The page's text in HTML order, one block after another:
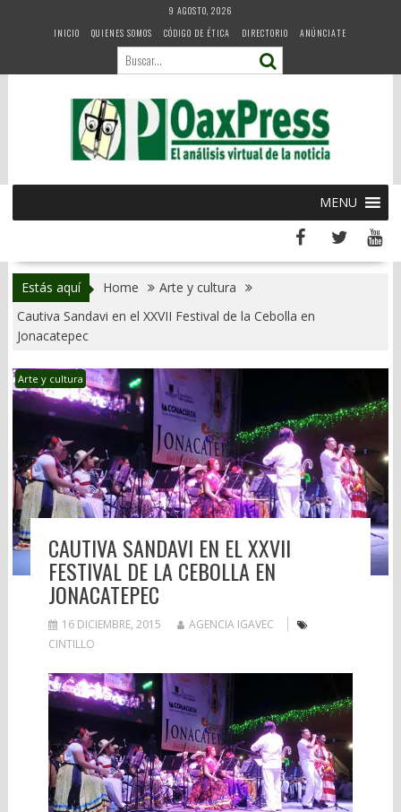
9 AGOSTO, 2026
INICIO
QUIENES SOMOS CÓDIGO DE ÉTICA DIRECTORIO ANÚNCIATE
MENU
Estás aquí Home
Arte y cultura
Cautiva Sandavi en el XXVII Festival de la Cebolla en
Jonacatepec
Arte y cultura
CAUTIVA SANDAVI EN EL XXVII
FESTIVAL DE LA CEBOLLA EN
JONACATEPEC
16 DICIEMBRE, 2015
AGENCIA IGAVEC
CINTILLO